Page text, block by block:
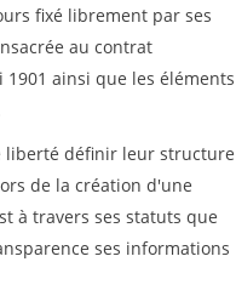
fixé librement par ses
au contrat
ainsi que les éléments
liberté définir leur structure
de la création d'une
à travers ses statuts que
ses informations